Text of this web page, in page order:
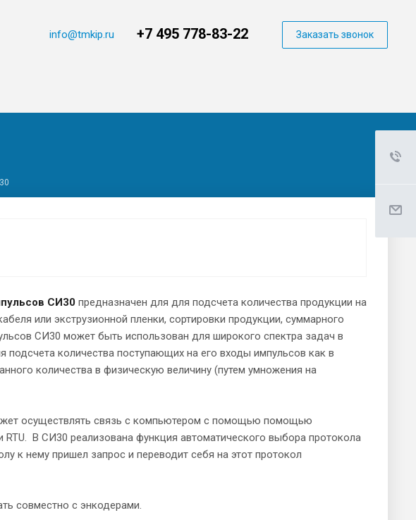
info@tmkip.ru +7 495 778-83-22 Заказать звонок
СИ30 предназначен для для подсчета количества продукции на
или экструзионной пленки, сортировки продукции, суммарного
СИ30 может быть использован для широкого спектра задач в
количества поступающих на его входы импульсов как в
количества в физическую величину (путем умножения на
осуществлять связь с компьютером с помощью помощью
RTU. В СИ30 реализована функция автоматического выбора протокола
к нему пришел запрос и переводит себя на этот протокол
совместно с энкодерами.